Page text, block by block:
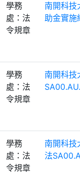
學務
處：法
令規章
南開科技
助金實施
學務
處：法
令規章
南開科技
學務
處：法
令規章
南開科技
法